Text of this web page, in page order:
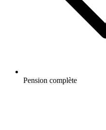
Pension complète